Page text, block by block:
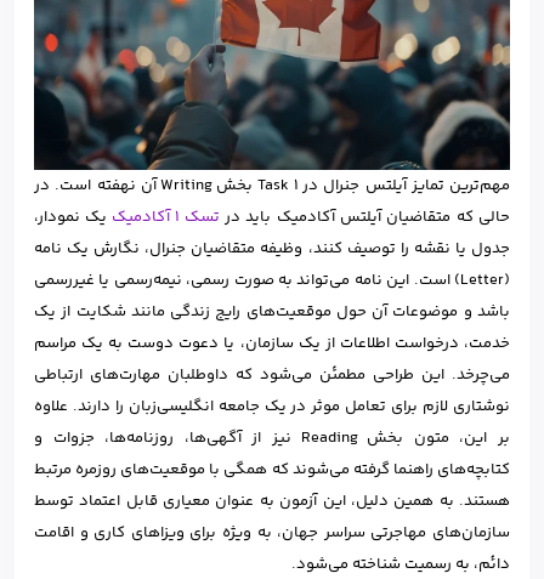
مهم‌ترین تمایز آیلتس جنرال در Task 1 بخش Writing آن نهفته است. در
حالی که متقاضیان آیلتس آکادمیک باید در تسک 1 آکادمیک
یک نمودار،
جدول یا نقشه را توصیف کنند، وظیفه متقاضیان جنرال، نگارش یک نامه
(Letter) است. این نامه می‌تواند به صورت رسمی، نیمه‌رسمی یا غیررسمی
باشد و موضوعات آن حول موقعیت‌های رایج زندگی مانند شکایت از یک
خدمت، درخواست اطلاعات از یک سازمان، یا دعوت دوست به یک مراسم
می‌چرخد. این طراحی مطمئن می‌شود که داوطلبان مهارت‌های ارتباطی
نوشتاری لازم برای تعامل موثر در یک جامعه انگلیسی‌زبان را دارند. علاوه
بر این، متون بخش Reading نیز از آگهی‌ها، روزنامه‌ها، جزوات و
کتابچه‌های راهنما گرفته می‌شوند که همگی با موقعیت‌های روزمره مرتبط
هستند. به همین دلیل، این آزمون به عنوان معیاری قابل اعتماد توسط
سازمان‌های مهاجرتی سراسر جهان، به ویژه برای ویزاهای کاری و اقامت
دائم، به رسمیت شناخته می‌شود.